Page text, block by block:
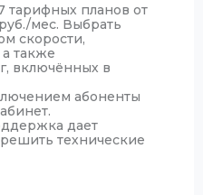
тарифных планов от
мес. Выбрать
скорости,
также
включённых в
абоненты
дает
технические